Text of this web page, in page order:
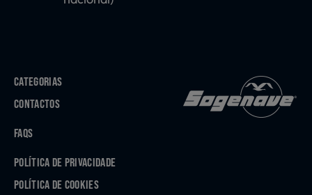
CATEGORIAS
CONTACTOS
FAQS
POLÍTICA DE PRIVACIDADE
POLÍTICA DE COOKIES